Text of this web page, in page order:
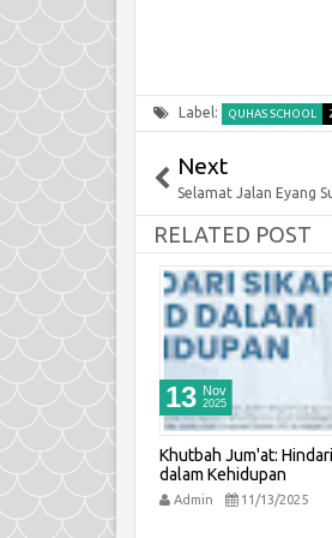
Label: QUHAS SCHOOL
Next
Selamat Jalan Eyang
RELATED POST
13 Nov
2025
Khutbah Jum'at:
dalam Kehidupan
Admin 11/13/2025